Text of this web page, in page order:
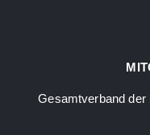
Gesamtverband der